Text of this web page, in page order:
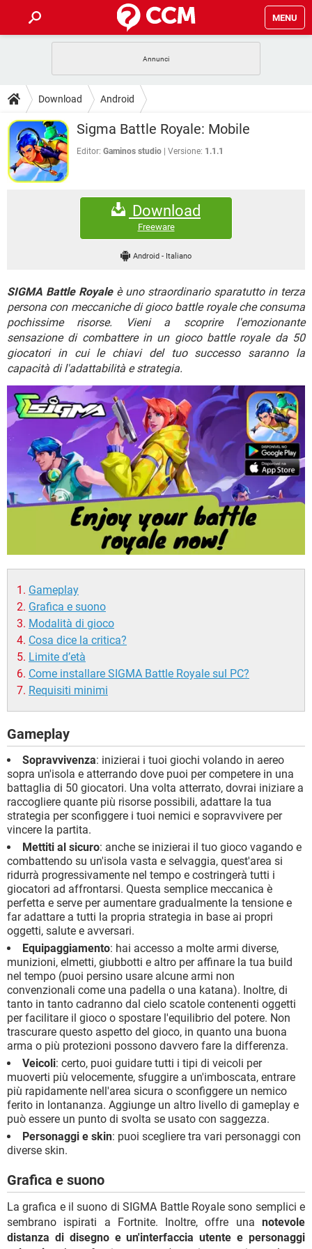
MENU
INTRATTENIMENTO
iOS WINDOWS 10
INSTAGRAM WHATSAPP
TIKTOK
GUIDE
COVID-19
INTRATTENIMENTO ANDROID
iOS
FACEBOOK
DOWNLOAD
COVID-19 GAMING
INTRATTENIMENTO
WINDOWS 10
WHATSAPP
FORUM
ANDROID
WINDOWS 10
WHATSAPP
HARDWARE
GAMING
INSTAGRAM WHATSAPP
TIKTOK
HARDWARE
Download Android
Sigma Battle Royale: Mobile
Editor: Gaminos studio Versione: 1.1.1
Download
Freeware
Android - Italiano
SIGMA Battle Royaleè uno straordinario sparatutto in terza
persona con meccaniche di gioco battle royale che consuma
pochissime risorse. Vieni a scoprire l'emozionante
sensazione di combattere in un gioco battle royale da 50
giocatori in cui le chiavi del tuo successo saranno la
capacità di l'adattabilità e strategia.
Gameplay
Grafica e suono
Modalità di gioco
Cosa dice la critica?
Limite d’età
Come installare SIGMA Battle Royale sul PC?
Requisiti minimi
Gameplay
Sopravvivenza: inizierai i tuoi giochi volando in aereo
sopra un'isola e atterrando dove puoi per competere in una
battaglia di 50 giocatori. Una volta atterrato, dovrai iniziare a
raccogliere quante più risorse possibili, adattare la tua
strategia per sconfiggere i tuoi nemici e sopravvivere per
vincere la partita.
Mettiti al sicuro: anche se inizierai il tuo gioco vagando e
combattendo su un'isola vasta e selvaggia, quest'area si
ridurrà progressivamente nel tempo e costringerà tutti i
giocatori ad affrontarsi. Questa semplice meccanica è
perfetta e serve per aumentare gradualmente la tensione e
far adattare a tutti la propria strategia in base ai propri
oggetti, salute e avversari.
Equipaggiamento: hai accesso a molte armi diverse,
munizioni, elmetti, giubbotti e altro per affinare la tua build
nel tempo (puoi persino usare alcune armi non
convenzionali come una padella o una katana). Inoltre, di
tanto in tanto cadranno dal cielo scatole contenenti oggetti
per facilitare il gioco o spostare l'equilibrio del potere. Non
trascurare questo aspetto del gioco, in quanto una buona
arma o più protezioni possono davvero fare la differenza.
Veicoli: certo, puoi guidare tutti i tipi di veicoli per
muoverti più velocemente, sfuggire a un'imboscata, entrare
più rapidamente nell'area sicura o sconfiggere un nemico
ferito in lontananza. Aggiunge un altro livello di gameplay e
può essere un punto di svolta se usato con saggezza.
Personaggi e skin: puoi scegliere tra vari personaggi con
diverse skin.
Grafica e suono
La grafica e il suono di SIGMA Battle Royale sono semplici e
sembrano ispirati a Fortnite. Inoltre, offre una notevole
distanza di disegno e un'interfaccia utente e personaggi